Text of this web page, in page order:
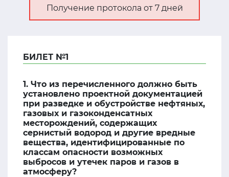
Получение протокола от 7 дней
БИЛЕТ №1
1. Что из перечисленного должно быть
установлено проектной документацией
при разведке и обустройстве нефтяных,
газовых и газоконденсатных
месторождений, содержащих
сернистый водород и другие вредные
вещества, идентифицированные по
классам опасности возможных
выбросов и утечек паров и газов в
атмосферу?